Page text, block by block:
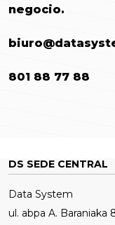
negocio.
801 88 77 88
DS SEDE CENTRAL
Data System
ul. abpa A. Baraniaka